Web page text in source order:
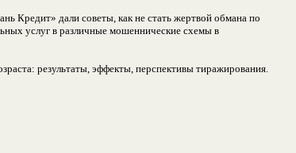
Кредит» дали советы, как не стать жертвой обмана по
услуг в различные мошеннические схемы в
результаты, эффекты, перспективы тиражирования.